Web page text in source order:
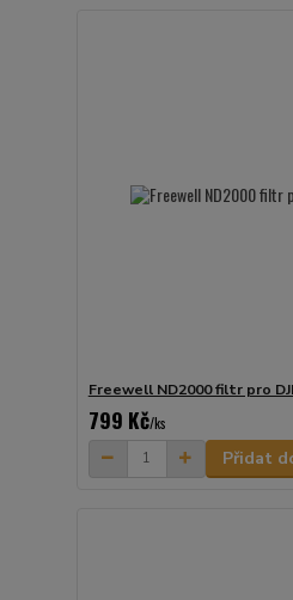
Freewell ND2000 filtr pro
799 Kč/ks
Přidat